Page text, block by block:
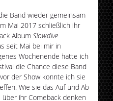
Band wieder gemeinsam
Mai 2017 schließlich ihr
AlbumSlowdive
seit Mai bei mir in
Wochenende hatte ich
die Chance diese Band
der Show konnte ich sie
Wie sie das Auf und Ab
ihr Comeback denken